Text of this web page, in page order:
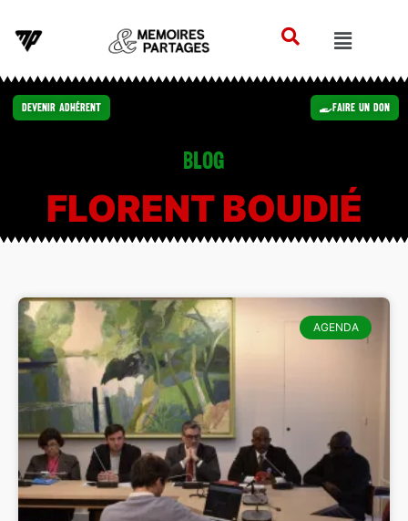
Devenir Adhérent Faire un Don
Blog
FLORENT BOUDIÉ
AGENDA